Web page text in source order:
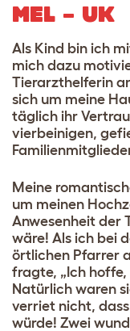
MEL – UK
Als Kind bin ich
mich dazu
Tierarzthelferin
sich um meine
täglich ihr
vierbeinigen,
Meine
um meinen
Anwesenheit der
wäre! Als ich bei
örtlichen Pfarrer
fragte, „Ich hoffe,
Natürlich waren
verriet nicht,
würde! Zwei